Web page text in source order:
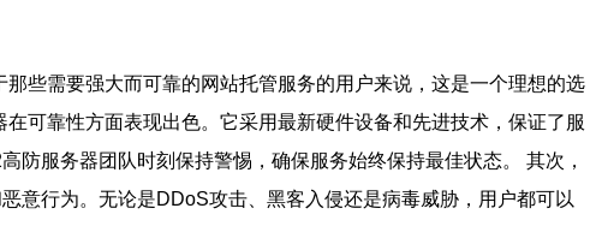
些需要强大而可靠的网站托管服务的用户来说，这是一个理想的选
可靠性方面表现出色。它采用最新硬件设备和先进技术，保证了服
服务器团队时刻保持警惕，确保服务始终保持最佳状态。 其次，
意行为。无论是DDoS攻击、黑客入侵还是病毒威胁，用户都可以